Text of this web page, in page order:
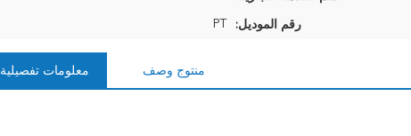
رقم الموديل: PT
معلومات تفصيلية منتوج وصف